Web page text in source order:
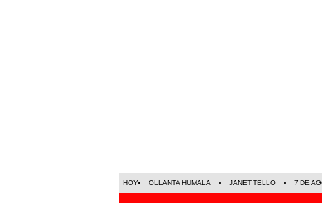
HOY OLLANTA HUMALA JANET TELLO 7 DE